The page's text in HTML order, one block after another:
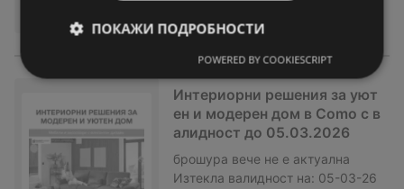
Интериорни решения за уют
ен и модерен дом в Como с в
алидност до 05.03.2026
брошура вече не е актуална
Изтекла валидност на: 05-03-26
ПОКАЖИ ПОДРОБНОСТИ
POWERED BY COOKIESCRIPT